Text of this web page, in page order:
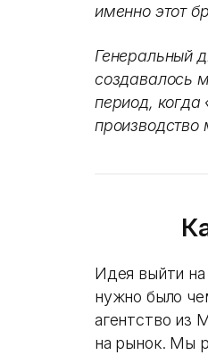
именно этот
Генеральный
создавалось
период,
Идея выйти на
нужно было
агентство из
на рынок. Мы